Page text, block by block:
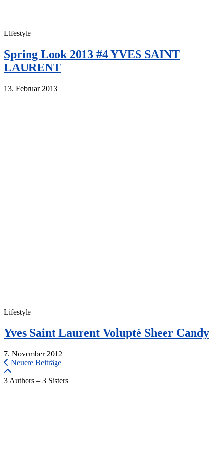
Lifestyle
Spring Look 2013 #4 YVES SAINT
LAURENT
13. Februar 2013
Lifestyle
Yves Saint Laurent Volupté Sheer Candy
7. November 2012
Neuere Beiträge
3 Authors – 3 Sisters